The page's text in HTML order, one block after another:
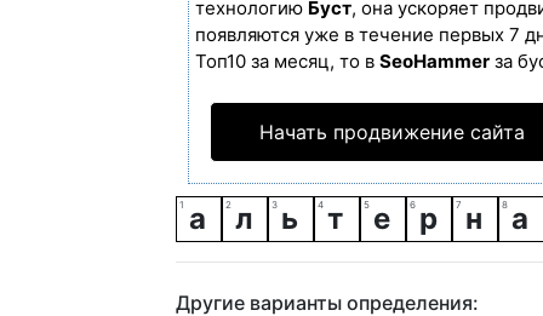
технологию Буст, она ускоряет
появляются уже в течение первых 7
Топ10 за месяц, то в SeoHammer за
Начать продвижение сайта
а л ь т е р н а
Другие варианты определения: